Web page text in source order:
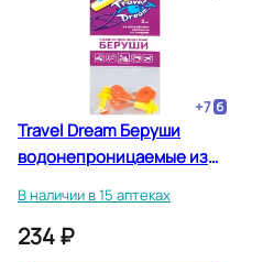
+7
Travel Dream Беруши
водонепроницаемые из
шнуром 2 шт
В наличии в 15 аптеках
234 ₽